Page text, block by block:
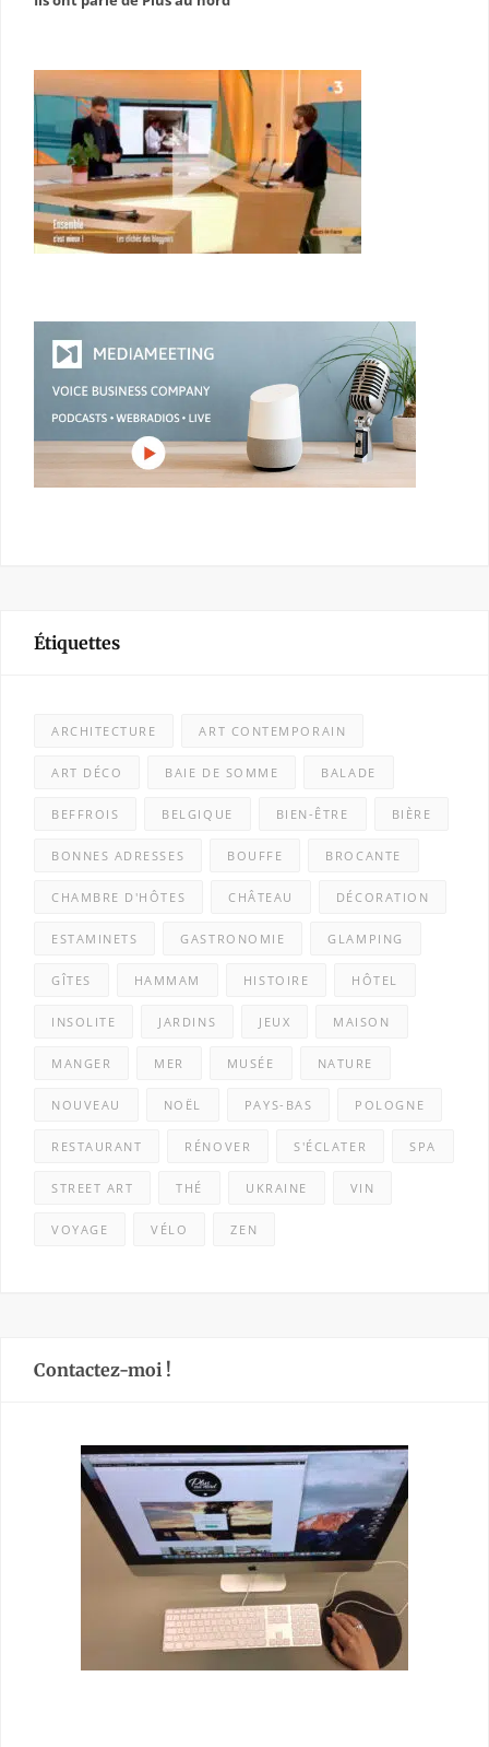
Étiquettes
ARCHITECTURE ART CONTEMPORAIN
ART DÉCO BAIE DE SOMME BALADE
BEFFROIS BELGIQUE BIEN-ÊTRE BIÈRE
BONNES ADRESSES BOUFFE BROCANTE
CHAMBRE D'HÔTES CHÂTEAU DÉCORATION
ESTAMINETS GASTRONOMIE GLAMPING
GÎTES HAMMAM HISTOIRE HÔTEL
INSOLITE JARDINS JEUX MAISON
MANGER MER MUSÉE NATURE
NOUVEAU NOËL PAYS-BAS POLOGNE
RESTAURANT RÉNOVER S'ÉCLATER SPA
STREET ART THÉ UKRAINE VIN
VOYAGE VÉLO ZEN
Contactez-moi !